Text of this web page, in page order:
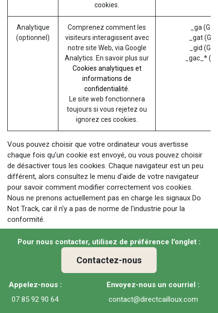
cookies.
Analytique
(optionnel)
Comprenez comment les
visiteurs interagissent avec
notre site Web, via Google
Analytics. En savoir plus sur
Cookies analytiques et
informations de
confidentialité.
Le site web fonctionnera
toujours si vous rejetez ou
ignorez ces cookies.
_ga
_gat
_gid
_gac_*
Vous pouvez choisir que votre ordinateur vous avertisse
chaque fois qu'un cookie est envoyé, ou vous pouvez choisir
de désactiver tous les cookies. Chaque navigateur est un peu
différent, alors consultez le menu d'aide de votre navigateur
pour savoir comment modifier correctement vos cookies.
Nous ne prenons actuellement pas en charge les signaux Do
Not Track, car il n'y a pas de norme de l'industrie pour la
conformité.
Pour nous contacter, utilisez de préférence l'onglet :
Contactez-nous
Appelez-nous :
07 85 92 90 64
Envoyez-nous un courriel :
contact@directcailloux.com